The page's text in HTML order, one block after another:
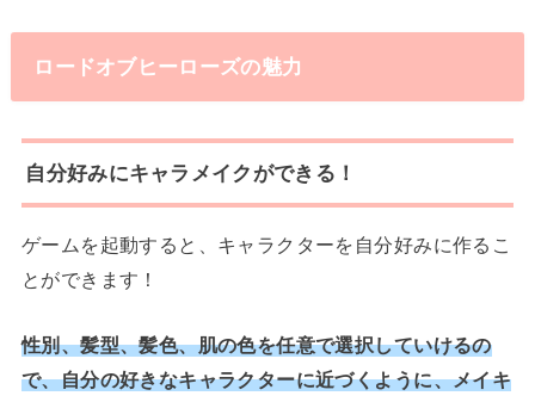
ロードオブヒーローズの魅力
自分好みにキャラメイクができる！
ゲームを起動すると、キャラクターを自分好みに作るこ
とができます！
性別、髪型、髪色、肌の色を任意で選択していけるの
で、自分の好きなキャラクターに近づくように、メイキ